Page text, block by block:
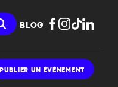
BLOG
PUBLIER UN ÉVÉNEMENT